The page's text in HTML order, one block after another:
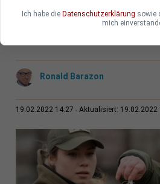
kritisiert alle drei Parteien.
Ronald Barazon
19.02.2022 14:27 Aktualisiert: 19.02.2022
Ich habe die Datenschutzerklärung sowie
mich